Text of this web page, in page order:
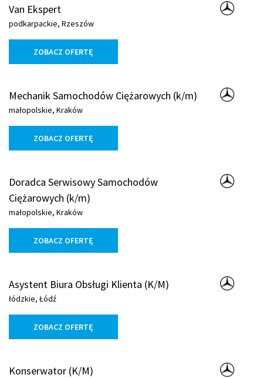
Van Ekspert
podkarpackie, Rzeszów
ZOBACZ OFERTĘ
Mechanik Samochodów Ciężarowych (k/m)
małopolskie, Kraków
ZOBACZ OFERTĘ
Doradca Serwisowy Samochodów
Ciężarowych (k/m)
małopolskie, Kraków
ZOBACZ OFERTĘ
Asystent Biura Obsługi Klienta (K/M)
łódzkie, Łódź
ZOBACZ OFERTĘ
Konserwator (K/M)